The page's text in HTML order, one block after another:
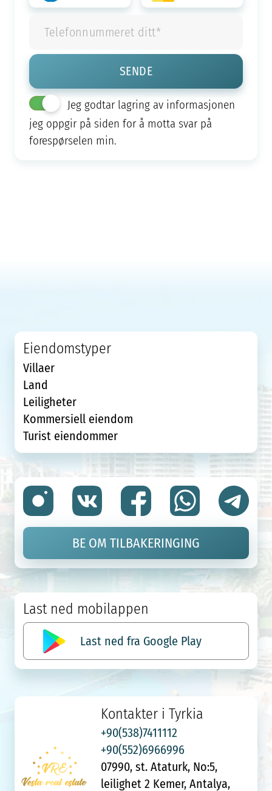
Jeg godtar lagring av informasjonen
jeg oppgir på siden for å motta svar på
forespørselen min.
Kontakter i Tyrkia
+90(538)7411112
+90(552)6966996
07990, st. Ataturk, No:5,
leilighet 2 Kemer, Antalya,
Last ned mobilappen
Last ned fra Google Play
Eiendomstyper
Villaer
Land
Leiligheter
Kommersiell eiendom
Turist eiendommer
BE OM TILBAKERINGING